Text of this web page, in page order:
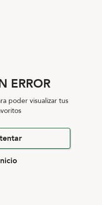
ERROR
poder visualizar tus